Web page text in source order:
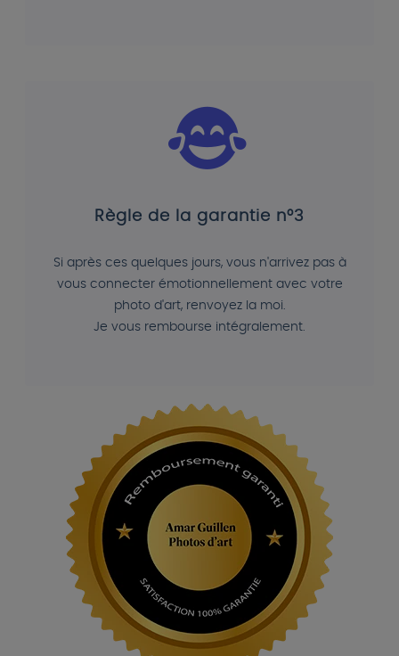
Règle de la garantie n°3
Si après ces quelques jours, vous n'arrivez pas à
vous connecter émotionnellement avec votre
photo d'art, renvoyez la moi.
Je vous rembourse intégralement.